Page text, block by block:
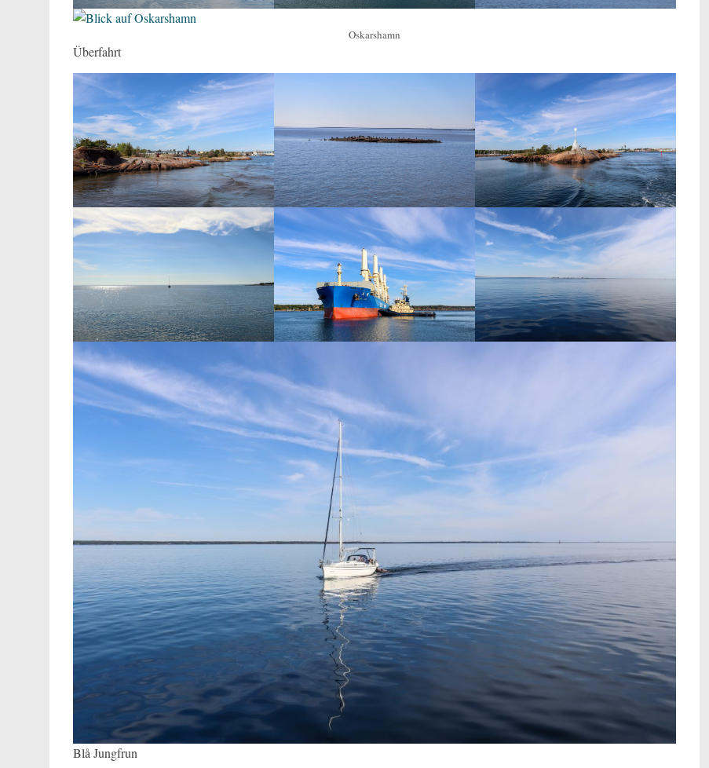
Oskarshamn
Überfahrt
Blå Jungfrun